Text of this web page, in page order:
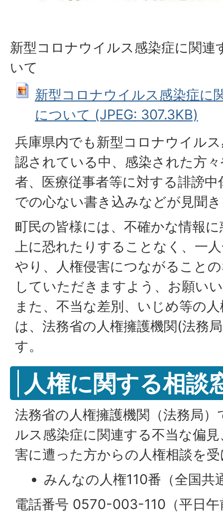
新型コロナウイルス感染症に関連
いて
新型コロナウイルス感染症に
について (JPEG: 307.3KB)
兵庫県内でも新型コロナウイル
認されている中、感染された方
者、医療従事者等に対する誹謗
での心ない書き込みなどが見聞
町民の皆様には、不確かな情報
上に恐れたりすることなく、一
やり、人権侵害につながること
していただきますよう、お願い
また、不当な差別、いじめ等の
は、法務省の人権擁護機関(法務
す。
人権に関する相談
法務省の人権擁護機関（法務局
ルス感染症に関連する不当な偏
害に遭った方からの人権相談を
みんなの人権110番（全国共
電話番号 0570-003-110（平日